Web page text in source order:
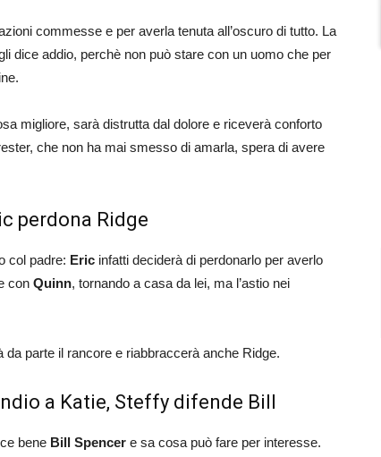
commesse e per averla tenuta all’oscuro di tutto. La
dice addio, perchè non può stare con un uomo che per
migliore, sarà distrutta dal dolore e riceverà conforto
che non ha mai smesso di amarla, spera di avere
perdona Ridge
col padre: Eric infatti deciderà di perdonarlo per averlo
con Quinn, tornando a casa da lei, ma l’astio nei
parte il rancore e riabbraccerà anche Ridge.
a Katie, Steffy difende Bill
bene Bill Spencer e sa cosa può fare per interesse.